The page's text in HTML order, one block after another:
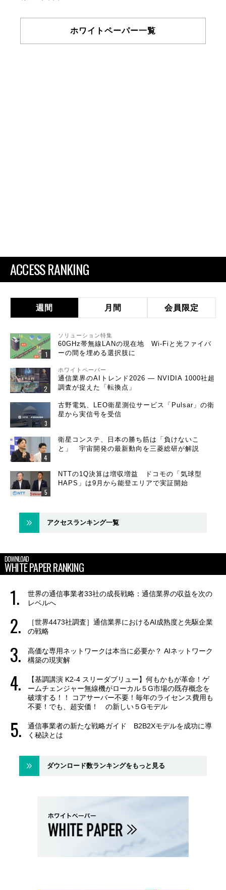
ホワイトペーパー一覧
ACCESS RANKING
週間 月間 会員限定
ソリューション特集
60GHz帯無線LANの現在地 Wi-Fiと光ファイバ
ーの間を埋める選択肢に
ホワイトペーパー
通信業界のAIトレンド2026 ― NVIDIA 1000社超
調査が捉えた「転換点」
古野電気、LEO衛星測位サービス「Pulsar」の衛
星から実信号を受信
衛星コンステ、日本の勝ち筋は「負けないこ
と」 宇宙開発の最新動向を三菱総研が解説
NTTの1Q決算は増収増益 ドコモの「気球型
HAPS」は9月から能登エリアで実証開始
アクセスランキング一覧
DOWNLOAD
WHITE PAPER RANKING
世界の通信事業者33社の成長戦略：通信業界の収益を次の
レベルへ
［世界4473社調査］通信業界におけるAI成熟度と先駆企業
の戦略
高価な専用ネットワークは本当に必要か？ AIネットワーク
構築の現実解
【基調講演 K2-4 スリーダブリュー】何もかもが革命！ゲ
ームチェンジャー無線機がローカル５G市場の既存概念を
破壊する！！ コアサーバー不要！毎年のライセンス費用も
不要！でも、超安価！ の新しい５Gモデル
通信事業者の新たな戦略ガイド B2B2Xモデルを成功に導
く秘訣とは
ダウンロード数ランキングをもっと見る